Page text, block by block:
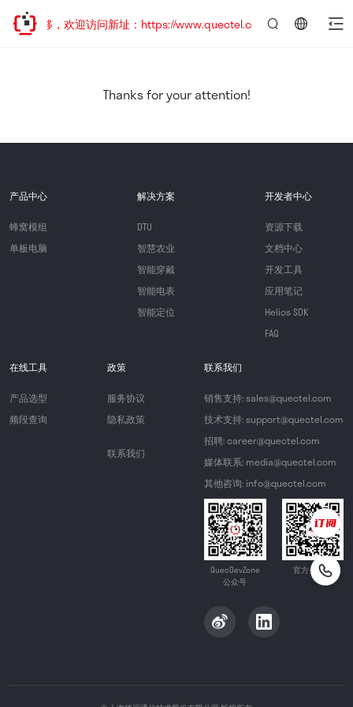
址已迁移，欢迎访问新址：https://www.quectel.com.cn
Thanks for your attention!
产品中心
蜂窝模组
单板电脑
解决方案
DTU
智慧农业
智能穿戴
智能电表
智能定位
开发者中心
资源下载
文档中心
开发工具
应用笔记
Helios SDK
FAQ
在线工具
产品选型
频段查询
政策
服务协议
隐私政策
联系我们
联系我们
销售支持: sales@quectel.com
技术支持: support@quectel.com
招聘: career@quectel.com
媒体联系: media@quectel.com
其他咨询: info@quectel.com
QuecDevZone
公众号
官方公众号